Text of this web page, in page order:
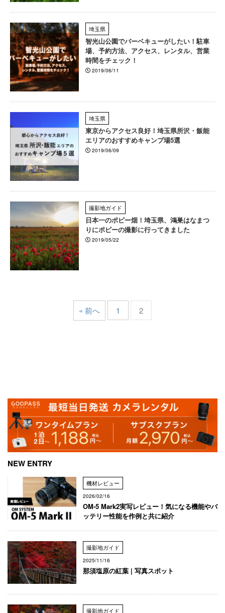
埼玉県
智光山公園でバーベキューがしたい！駐車
場、予約方法、アクセス、レンタル、営業
時間をチェック！
2019/06/11
埼玉県
東京からアクセス良好！埼玉県所沢・飯能
エリアのおすすめキャンプ場5選
2019/06/09
撮影地ガイド
日本一のポピー畑！埼玉県、鴻巣はなまつ
りにポピーの撮影に行ってきました
2019/05/22
« 前へ 1 2
NEW ENTRY
機材レビュー
2026/02/16
OM-5 Mark2実写レビュー！気になる機能やバ
ッテリー性能を作例と共に紹介
撮影地ガイド
2025/11/16
那須塩原の紅葉 | 写真スポット
撮影地ガイド